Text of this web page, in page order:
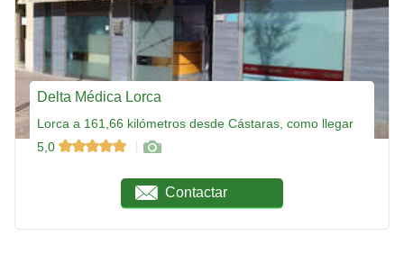
Delta Médica Lorca
Lorca a 161,66 kilómetros desde Cástaras, como llegar
5,0
Contactar